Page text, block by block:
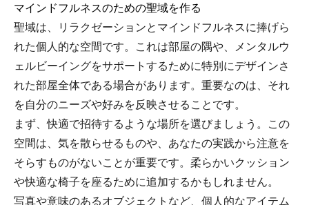
マインドフルネスのための聖域を作る
聖域は、リラクゼーションとマインドフルネスに捧げら
れた個人的な空間です。これは部屋の隅や、メンタルウ
ェルビーイングをサポートするために特別にデザインさ
れた部屋全体である場合があります。重要なのは、それ
を自分のニーズや好みを反映させることです。
まず、快適で招待するような場所を選びましょう。この
空間は、気を散らせるものや、あなたの実践から注意を
そらすものがないことが重要です。柔らかいクッション
や快適な椅子を座るために追加するかもしれません。
写真や意味のあるオブジェクトなど、個人的なアイテム